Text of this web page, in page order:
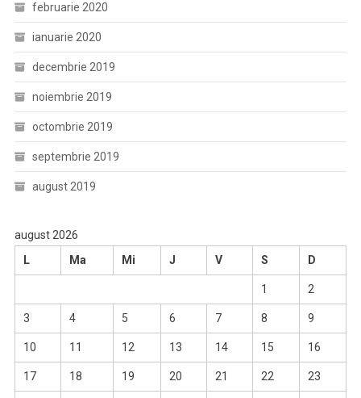
februarie 2020
ianuarie 2020
decembrie 2019
noiembrie 2019
octombrie 2019
septembrie 2019
august 2019
august 2026
L
Ma Mi J V S D
1 2
3 4 5 6 7 8 9
10 11 12 13 14 15 16
17 18 19 20 21 22 23